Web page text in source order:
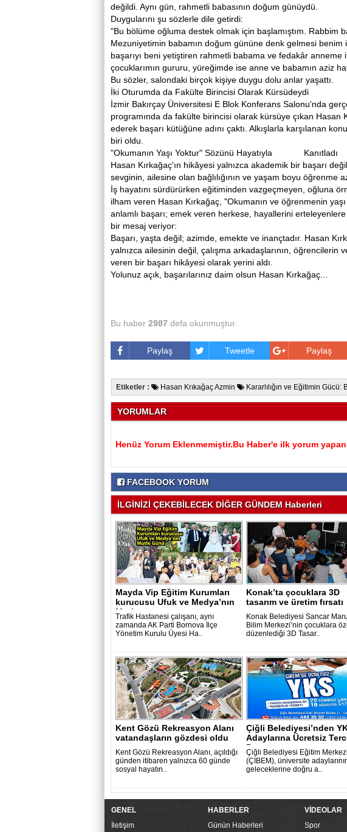
değildi. Aynı gün, rahmetli babasının doğum günüydü.
Duygularını şu sözlerle dile getirdi:
"Bu bölüme oğluma destek olmak için başlamıştım. Rabbim
Mezuniyetimin babamın doğum gününe denk gelmesi benim
başarıyı beni yetiştiren rahmetli babama ve fedakâr
çocuklarımın gururu, yüreğimde ise anne ve babamın aziz
Bu sözler, salondaki birçok kişiye duygu dolu anlar yaşattı.
İki Oturumda da Fakülte Birincisi Olarak Kürsüdeydi
İzmir Bakırçay Üniversitesi E Blok Konferans Salonu'nda
programında da fakülte birincisi olarak kürsüye çıkan Hasan
ederek başarı kütüğüne adını çaktı. Alkışlarla karşılanan
biri oldu.
"Okumanın Yaşı Yoktur" Sözünü Hayatıyla Kanıtladı
Hasan Kırkağaç'ın hikâyesi yalnızca akademik bir başarı
sevginin, ailesine olan bağlılığının ve yaşam boyu öğrenme
İş hayatını sürdürürken eğitiminden vazgeçmeyen, oğluna
ilham veren Hasan Kırkağaç, "Okumanın ve öğrenmenin
anlamlı başarı; emek veren herkese, hayallerini
bir mesaj veriyor:
Başarı, yaşta değil; azimde, emekte ve inançtadır. Hasan
yalnızca ailesinin değil, çalışma arkadaşlarının, öğrencilerin
veren bir başarı hikâyesi olarak yerini aldı.
Yolunuz açık, başarılarınız daim olsun Hasan Kırkağaç...
Bu haber 2987 defa okunmuştur.
Paylaş Tweetle Paylaş
Etiketler : Hasan Krıkağaç Azmin Kararlılığın ve Eğitimin
YORUMLAR
Henüz Yorum Eklenmemiştir.Bu Haber'e ilk yorum
FACEBOOK YORUM
İLGİNİZİ ÇEKEBİLECEK DİĞER GÜNDEM Haberleri
Mayda Vip Eğitim Kurumları
kurucusu Ufuk ve Medya’nın
Mutlu..
Trafik Hastanesi çalışanı, aynı
zamanda AK Parti Bornova İlçe
Yönetim Kurulu Üyesi Ha..
Konak’ta çocuklara 3D
tasarım ve üretim fırsatı
Konak Belediyesi Sancar
Bilim Merkezi’nin çocuklara
düzenlediği 3D Tasar..
Kent Gözü Rekreasyon Alanı
vatandaşların gözdesi oldu
Kent Gözü Rekreasyon Alanı, açıldığı
günden itibaren yalnızca 60 günde
sosyal hayatın..
Çiğli Belediyesi’nden
Adaylarına Ücretsiz
Danışma..
Çiğli Belediyesi Eğitim Merkezi
(ÇİBEM), üniversite
geleceklerine doğru a..
GENEL
İletişim
HABERLER
Günün Haberleri
VİDEOLAR
Spor